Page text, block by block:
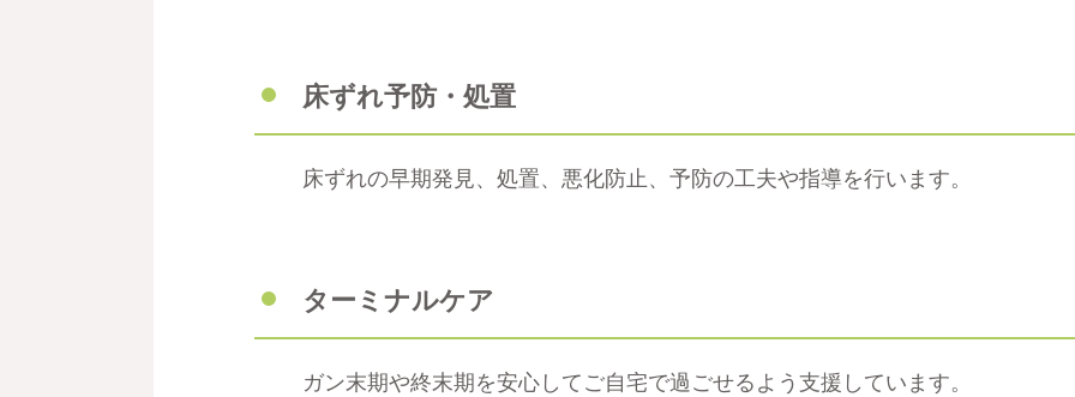
床ずれ予防・処置
床ずれの早期発見、処置、悪化防止、予防の工夫や指導を行います。
ターミナルケア
ガン末期や終末期を安心してご自宅で過ごせるよう支援しています。